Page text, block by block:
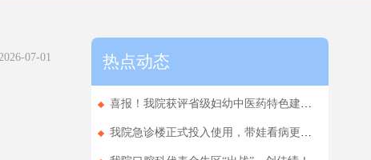
07-01 热点动态
喜报！我院获评省级妇幼中医药特色建设单位
我院急诊楼正式投入使用，带娃看病更省心